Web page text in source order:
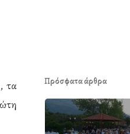
τα
Πρόσφατα άρθρα